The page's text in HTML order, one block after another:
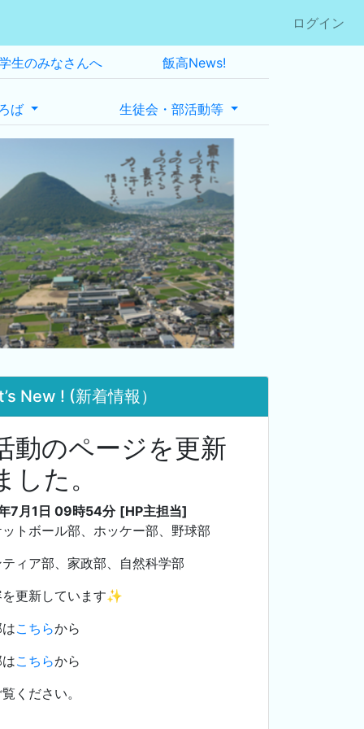
ログイン
生のみなさんへ 飯高News!
ば 生徒会・部活動等
New ! (新着情報）
動のページを更新
した。
7月1日 09時54分 [HP主担当]
トボール部、ホッケー部、野球部
ィア部、家政部、自然科学部
更新しています✨
こちらから
こちらから
ください。